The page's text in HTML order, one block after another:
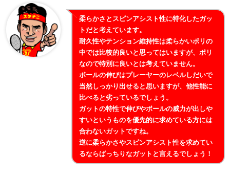
柔らかさとスピンアシスト性に特化したガッ
トだと考えています。
耐久性やテンション維持性は柔らかいポリの
中では比較的良いと思ってはいますが、ポリ
なので特別に良いとは考えていません。
ボールの伸びはプレーヤーのレベルしだいで
当然しっかり出せると思いますが、他性能に
比べると劣っているでしょう。
ガットの特性で伸びやボールの威力が出しや
すいというものを優先的に求めている方には
合わないガットですね。
逆に柔らかさやスピンアシスト性を求めてい
るならばっちりなガットと言えるでしょう！